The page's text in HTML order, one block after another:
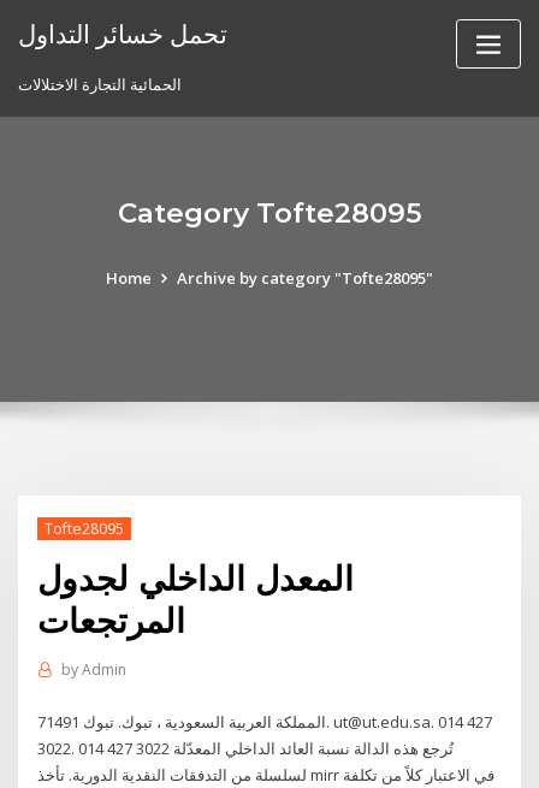
تحمل خسائر التداول
الحمائية التجارة الاختلالات
Category Tofte28095
Home Archive by category "Tofte28095"
Tofte28095
المعدل الداخلي لجدول
المرتجعات
byAdmin
المملكة العربية السعودية ، تبوك. تبوك 71491. ut@ut.edu.sa. 014 427
3022. 014 427 3022 تُرجع هذه الدالة نسبة العائد الداخلي المعدّلة
لسلسلة من التدفقات النقدية الدورية. تأخذ mirr في الاعتبار كلاً من تكلفة